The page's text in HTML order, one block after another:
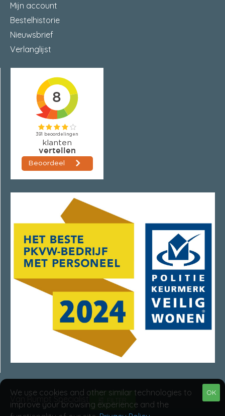
Mijn account
Bestelhistorie
Nieuwsbrief
Verlanglijst
Van Rumpt Specialisten © 2025
OK
We use cookies and other similar technologies to
improve your browsing experience and the